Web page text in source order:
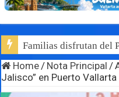
Familias disfrutan del
Home / Nota Principal /
Jalisco” en Puerto Vallarta